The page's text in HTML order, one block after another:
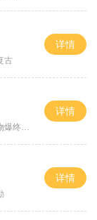
古
详情
终极
详情
详情